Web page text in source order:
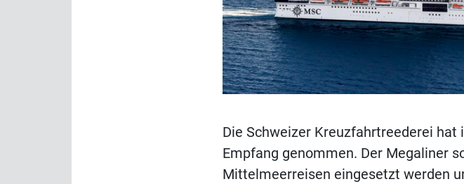
Die Schweizer Kreuzfahrtreederei hat
Empfang genommen. Der Megaliner
Mittelmeerreisen eingesetzt werden